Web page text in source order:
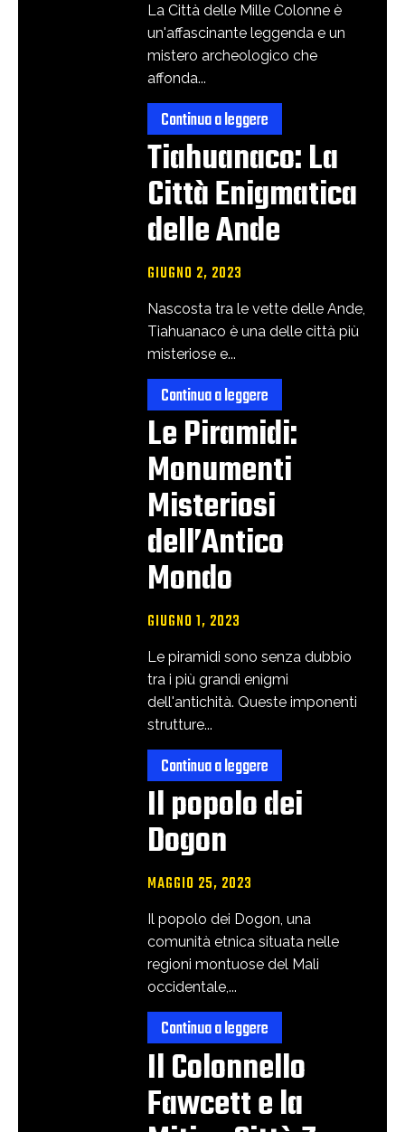
La Città delle Mille Colonne è
un'affascinante leggenda e un
mistero archeologico che
affonda...
Continua a leggere
Tiahuanaco: La
Città Enigmatica
delle Ande
GIUGNO 2, 2023
Nascosta tra le vette delle Ande,
Tiahuanaco è una delle città più
misteriose e...
Continua a leggere
Le Piramidi:
Monumenti
Misteriosi
dell’Antico
Mondo
GIUGNO 1, 2023
Le piramidi sono senza dubbio
tra i più grandi enigmi
dell'antichità. Queste imponenti
strutture...
Continua a leggere
Il popolo dei
Dogon
MAGGIO 25, 2023
Il popolo dei Dogon, una
comunità etnica situata nelle
regioni montuose del Mali
occidentale,...
Continua a leggere
Il Colonnello
Fawcett e la